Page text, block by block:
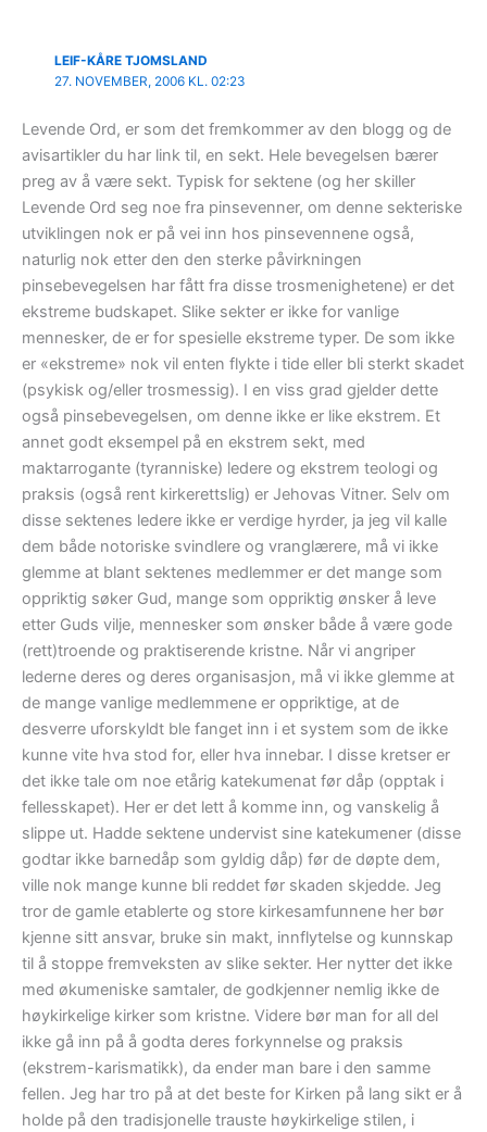
LEIF-KÅRE TJOMSLAND
27. NOVEMBER, 2006 KL. 02:23
Levende Ord, er som det fremkommer av den blogg og de
avisartikler du har link til, en sekt. Hele bevegelsen bærer
preg av å være sekt. Typisk for sektene (og her skiller
Levende Ord seg noe fra pinsevenner, om denne sekteriske
utviklingen nok er på vei inn hos pinsevennene også,
naturlig nok etter den den sterke påvirkningen
pinsebevegelsen har fått fra disse trosmenighetene) er det
ekstreme budskapet. Slike sekter er ikke for vanlige
mennesker, de er for spesielle ekstreme typer. De som ikke
er «ekstreme» nok vil enten flykte i tide eller bli sterkt skadet
(psykisk og/eller trosmessig). I en viss grad gjelder dette
også pinsebevegelsen, om denne ikke er like ekstrem. Et
annet godt eksempel på en ekstrem sekt, med
maktarrogante (tyranniske) ledere og ekstrem teologi og
praksis (også rent kirkerettslig) er Jehovas Vitner. Selv om
disse sektenes ledere ikke er verdige hyrder, ja jeg vil kalle
dem både notoriske svindlere og vranglærere, må vi ikke
glemme at blant sektenes medlemmer er det mange som
oppriktig søker Gud, mange som oppriktig ønsker å leve
etter Guds vilje, mennesker som ønsker både å være gode
(rett)troende og praktiserende kristne. Når vi angriper
lederne deres og deres organisasjon, må vi ikke glemme at
de mange vanlige medlemmene er oppriktige, at de
desverre uforskyldt ble fanget inn i et system som de ikke
kunne vite hva stod for, eller hva innebar. I disse kretser er
det ikke tale om noe etårig katekumenat før dåp (opptak i
fellesskapet). Her er det lett å komme inn, og vanskelig å
slippe ut. Hadde sektene undervist sine katekumener (disse
godtar ikke barnedåp som gyldig dåp) før de døpte dem,
ville nok mange kunne bli reddet før skaden skjedde. Jeg
tror de gamle etablerte og store kirkesamfunnene her bør
kjenne sitt ansvar, bruke sin makt, innflytelse og kunnskap
til å stoppe fremveksten av slike sekter. Her nytter det ikke
med økumeniske samtaler, de godkjenner nemlig ikke de
høykirkelige kirker som kristne. Videre bør man for all del
ikke gå inn på å godta deres forkynnelse og praksis
(ekstrem-karismatikk), da ender man bare i den samme
fellen. Jeg har tro på at det beste for Kirken på lang sikt er å
holde på den tradisjonelle trauste høykirkelige stilen, i